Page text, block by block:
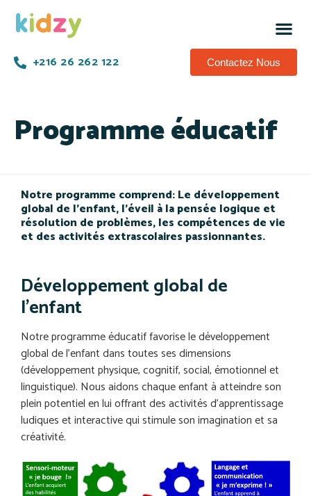
+216 26 262 122 Contactez Nous
Programme éducatif
Notre programme comprend: Le développement
global de l’enfant, l’éveil à la pensée logique et
résolution de problèmes, les compétences de vie
et des activités extrascolaires passionnantes.
Développement global de
l’enfant
Notre programme éducatif favorise le développement
global de l’enfant dans toutes ses dimensions
(développement physique, cognitif, social, émotionnel et
linguistique). Nous aidons chaque enfant à atteindre son
plein potentiel en lui offrant des activités d’apprentissage
ludiques et interactive qui stimule son imagination et sa
créativité.